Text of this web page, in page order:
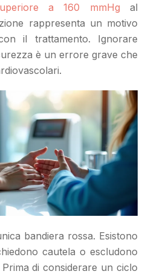
a 160 mmHg al
rappresenta un motivo
il trattamento. Ignorare
è un errore grave che
bandiera rossa. Esistono
cautela o escludono
di considerare un ciclo